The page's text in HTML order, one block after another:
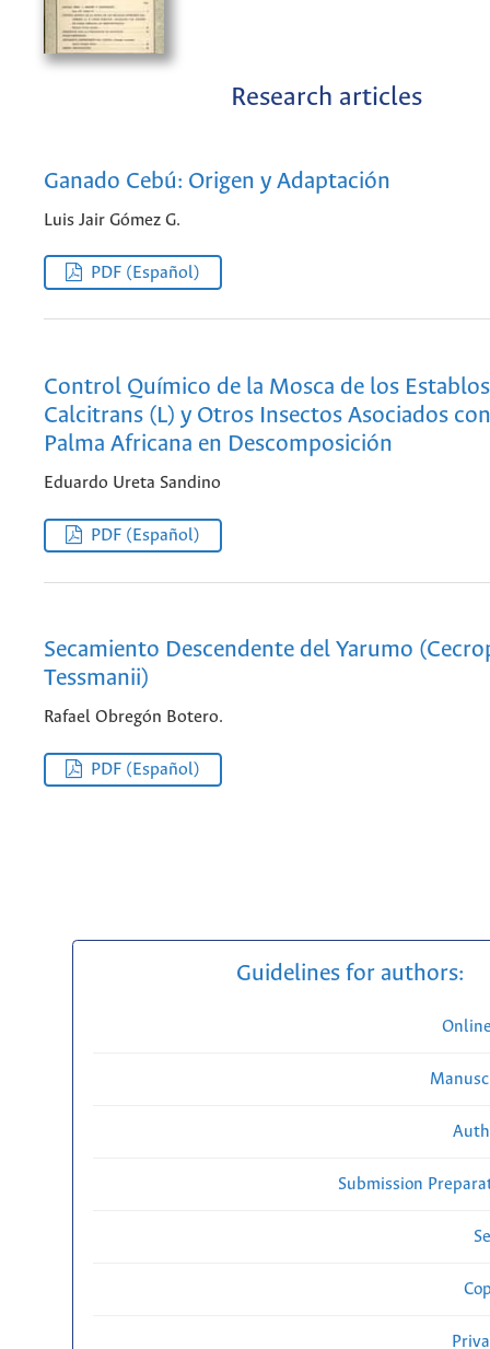
Research articles
Ganado Cebú: Origen y Adaptación
Luis Jair Gómez G.
PDF (Español)
Control Químico de la Mosca de los
Calcitrans (L) y Otros Insectos Asociados
Palma Africana en Descomposición
Eduardo Ureta Sandino
PDF (Español)
Secamiento Descendente del Yarumo
Tessmanii)
Rafael Obregón Botero.
PDF (Español)
Guidelines for authors:
Submission